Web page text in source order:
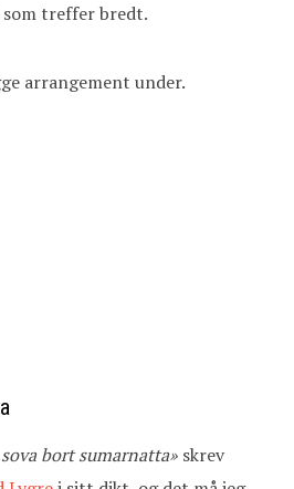
treffer bredt.
arrangement under.
sovabort sumarnatta» skrev